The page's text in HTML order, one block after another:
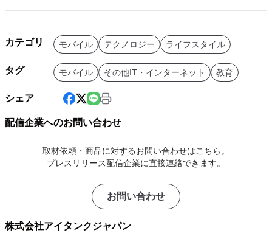
カテゴリ モバイル テクノロジー ライフスタイル
タグ モバイル その他IT・インターネット 教育
シェア
配信企業へのお問い合わせ
取材依頼・商品に対するお問い合わせはこちら。
プレスリリース配信企業に直接連絡できます。
お問い合わせ
株式会社アイタンクジャパン